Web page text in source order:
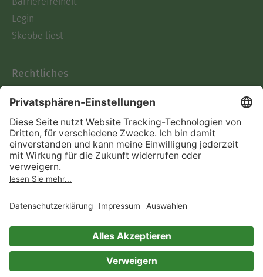
Login
Skoobe liest
Rechtliches
AGB
Informationen nach Data
Act
Verträge hier kündigen
Impressum
Immer ein gutes Buch